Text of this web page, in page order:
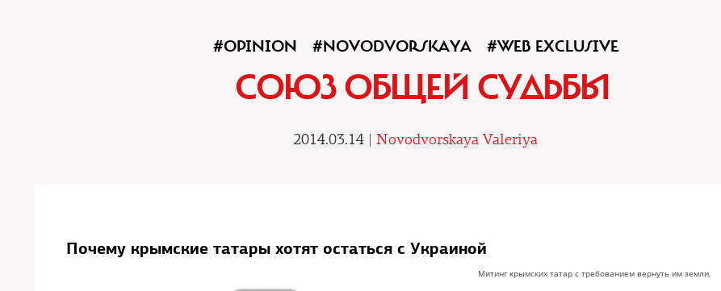
#OPINION #NOVODVORSKAYA #WEB EXCLUSIVE
СОЮЗ ОБЩЕЙ СУДЬБЫ
2014.03.14 | Novodvorskaya Valeriya
Почему крымские татары хотят остаться с Украиной
Митинг крымских татар с требованием вернуть им земли,